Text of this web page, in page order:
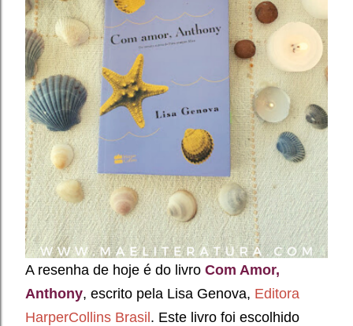
A resenha de hoje é do livro Com Amor,
Anthony, escrito pela Lisa Genova, Editora
HarperCollins Brasil. Este livro foi escolhido